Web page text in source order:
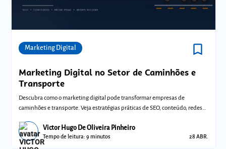
Marketing Digital bookmark_border
Marketing Digital no Setor de Caminhões e
Transporte
Descubra como o marketing digital pode transformar empresas de
caminhões e transporte. Veja estratégias práticas de SEO, conteúdo, redes
Victor Hugo De Oliveira Pinheiro
Tempo de leitura: 9 minutos 28 ABR.